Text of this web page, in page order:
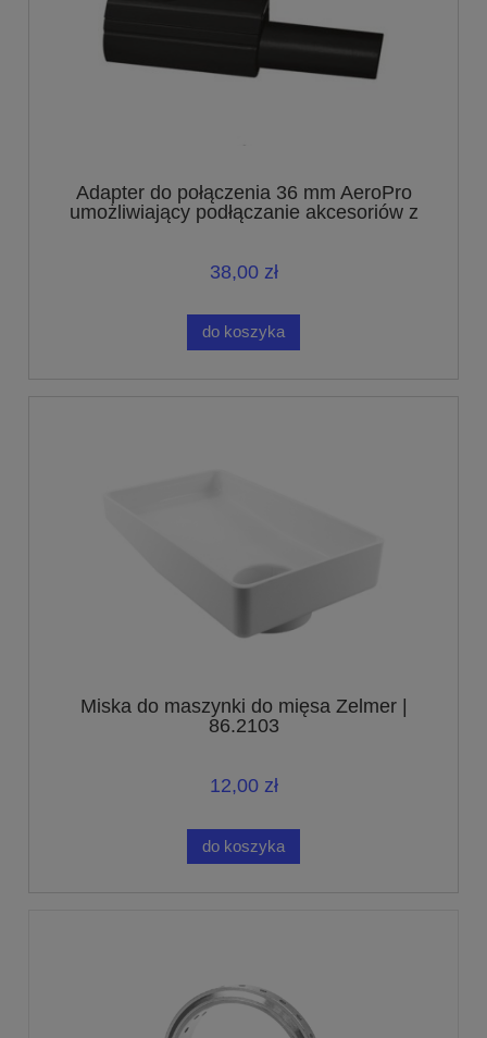
Adapter do połączenia 36 mm AeroPro
umożliwiający podłączanie akcesoriów z
38,00 zł
do koszyka
Miska do maszynki do mięsa Zelmer |
86.2103
12,00 zł
do koszyka